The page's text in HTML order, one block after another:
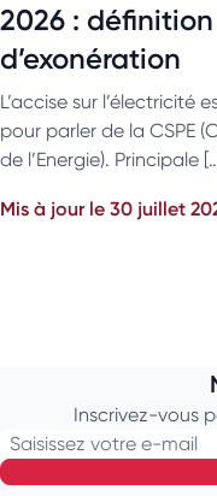
2026 :
d’exonération
L’accise sur l’électricité
pour parler de la CSPE
de l’Energie). Principale
Mis à jour le 30 juillet
Inscrivez-vous
Saisissez votre e-mail